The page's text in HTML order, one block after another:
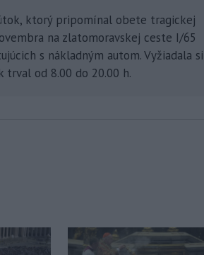
ktorý pripomínal obete tragickej
na zlatomoravskej ceste I/65
s nákladným autom. Vyžiadala si
od 8.00 do 20.00 h.